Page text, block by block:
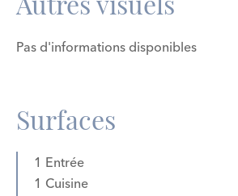
Pas d'informations disponibles
Surfaces
1 Entrée
1 Cuisine